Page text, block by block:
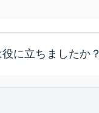
に立ちましたか？